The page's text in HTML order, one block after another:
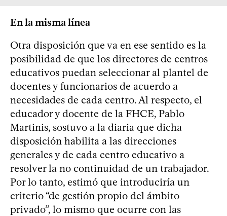
En la misma línea
Otra disposición que va en ese sentido es la
posibilidad de que los directores de centros
educativos puedan seleccionar al plantel de
docentes y funcionarios de acuerdo a
necesidades de cada centro. Al respecto, el
educador y docente de la FHCE, Pablo
Martinis, sostuvo a la diaria que dicha
disposición habilita a las direcciones
generales y de cada centro educativo a
resolver la no continuidad de un trabajador.
Por lo tanto, estimó que introduciría un
criterio “de gestión propio del ámbito
privado”, lo mismo que ocurre con las